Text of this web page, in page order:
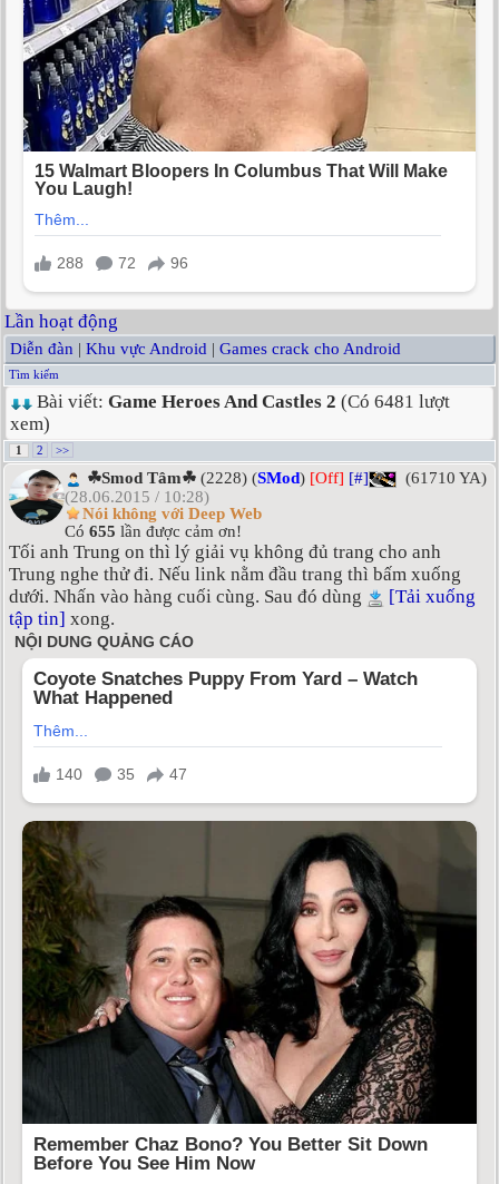
Lần hoạt động
Diễn đàn | Khu vực Android | Games crack cho Android
Tìm kiếm
Bài viết: Game Heroes And Castles 2 (Có 6481 lượt
xem)
1 2 >>
☘Smod Tâm☘ (2228) (SMod) [Off] [#]
(61710 YA)
(28.06.2015 / 10:28)
Nói không với Deep Web
Có 655 lần được cảm ơn!
Tối anh Trung on thì lý giải vụ không đủ trang cho anh
Trung nghe thử đi. Nếu link nằm đầu trang thì bấm xuống
dưới. Nhấn vào hàng cuối cùng. Sau đó dùng
[Tải xuống
tập tin] xong.